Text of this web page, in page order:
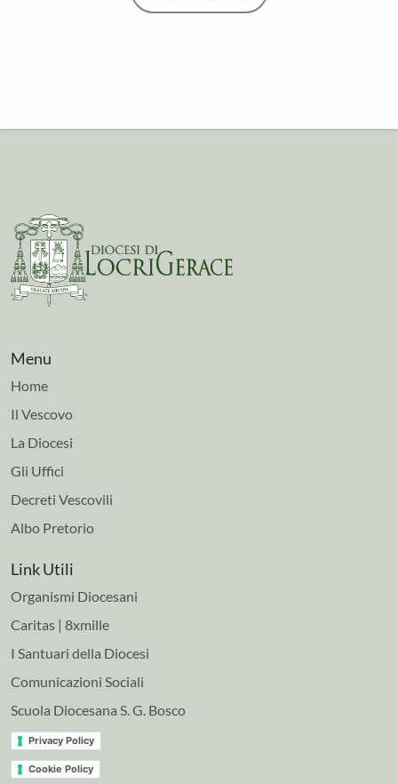
Menu
Home
Il Vescovo
La Diocesi
Gli Uffici
Decreti Vescovili
Albo Pretorio
Link Utili
Organismi Diocesani
Caritas | 8xmille
I Santuari della Diocesi
Comunicazioni Sociali
Scuola Diocesana S. G. Bosco
Privacy Policy
Cookie Policy